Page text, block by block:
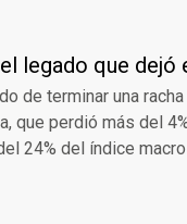
legado que
de terminar una
que perdió más del
24% del índice